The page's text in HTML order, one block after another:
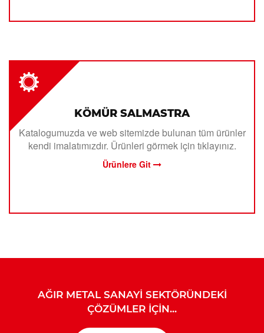
KÖMÜR SALMASTRA
Katalogumuzda ve web sitemizde bulunan tüm ürünler
kendi imalatımızdır. Ürünleri görmek için tıklayınız.
Ürünlere Git
AĞIR METAL SANAYİ SEKTÖRÜNDEKİ
ÇÖZÜMLER İÇİN...